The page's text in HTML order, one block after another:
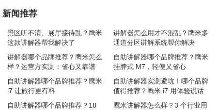
新闻推荐
景区听不清、展厅接待乱？鹰米
这款讲解器帮我解决了
讲解器怎么用才不混乱？鹰米多
通道分区讲解系统帮你解决
讲解器哪个品牌推荐？鹰米怎么
样？运营方实测：省心又靠谱
自助讲解器哪个品牌推荐？鹰米
挂脖式 M7，轻便又省心
自助讲解器哪个品牌推荐？鹰米
i7 让旅行更有料
自助讲解器实测避坑！哪个品牌
值得推荐？鹰米 i7 用体验说话
自助讲解器哪个品牌推荐？18
鹰米讲解器怎么样？3 个行业用